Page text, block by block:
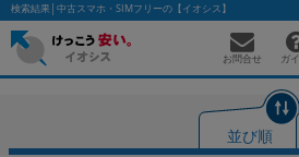
検索結果│中古スマホ・SIMフリーの【イオシス】
お問合せ ガ
並び順